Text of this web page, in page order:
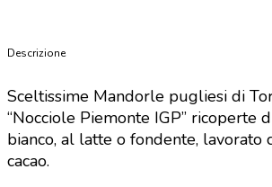
Descrizione
Sceltissime Mandorle pugliesi di
“Nocciole Piemonte IGP” ricoperte
bianco, al latte o fondente, lavorato
cacao.